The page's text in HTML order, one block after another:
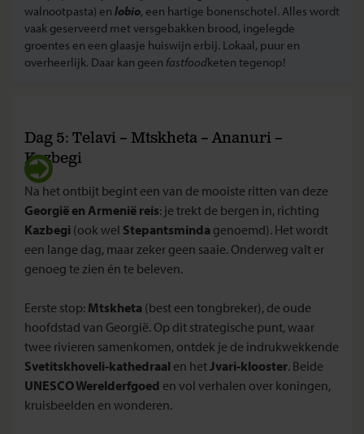
walnootpasta) en lobio, een hartige bonenschotel. Alles wordt
vaak geserveerd met versgebakken brood, ingelegde
groentes en een glaasje huiswijn erbij. Lokaal, puur en
overheerlijk. Daar kan geen fastfoodketen tegenop!
Dag 5: Telavi – Mtskheta – Ananuri –
Kazbegi
Na het ontbijt begint een van de mooiste ritten van deze
Georgië en Armenië reis: je trekt de bergen in, richting
Kazbegi (ook wel Stepantsminda genoemd). Het wordt
een lange dag, maar zeker geen saaie. Onderweg valt er
genoeg te zien én te beleven.
Eerste stop: Mtskheta (best een tongbreker), de oude
hoofdstad van Georgië. Op dit strategische punt, waar
twee rivieren samenkomen, ontdek je de indrukwekkende
Svetitskhoveli-kathedraal en hetJvari-klooster. Beide
UNESCO Werelderfgoed en vol verhalen over koningen,
kruisbeelden en wonderen.